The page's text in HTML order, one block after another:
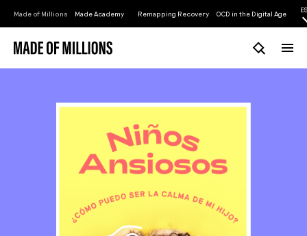
Made of Millions Made Academy Remapping Recovery OCD in the Digital Age ES